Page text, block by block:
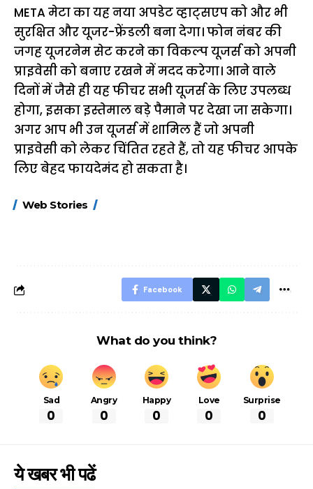
META मेटा का यह नया अपडेट व्हाट्सएप को और भी
सुरक्षित और यूजर-फ्रेंडली बना देगा। फोन नंबर की
जगह यूजरनेम सेट करने का विकल्प यूजर्स को अपनी
प्राइवेसी को बनाए रखने में मदद करेगा। आने वाले
दिनों में जैसे ही यह फीचर सभी यूजर्स के लिए उपलब्ध
होगा, इसका इस्तेमाल बड़े पैमाने पर देखा जा सकेगा।
अगर आप भी उन यूजर्स में शामिल हैं जो अपनी
प्राइवेसी को लेकर चिंतित रहते हैं, तो यह फीचर आपके
लिए बेहद फायदेमंद हो सकता है।
Web Stories
FASTag के ये नए
Facebook
What do you think?
Sad
0
Angry
0
Happy
0
Love
0
Surprise
0
ये खबर भी पढें